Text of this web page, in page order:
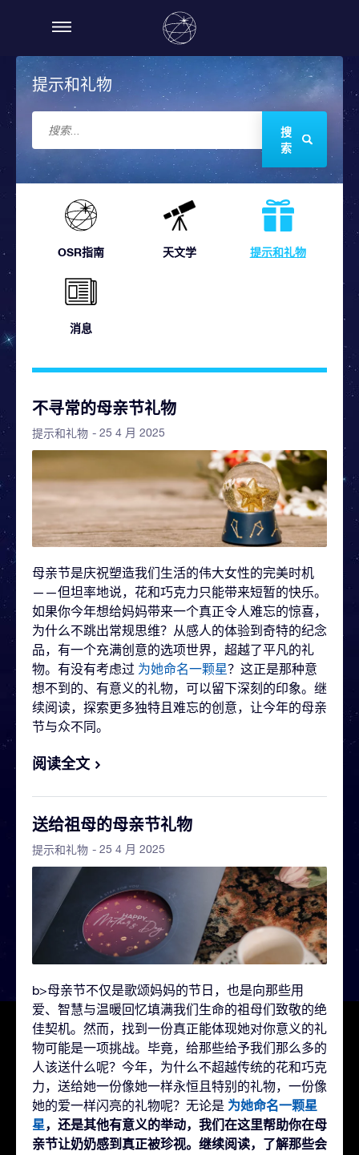
提示和礼物
搜
索
OSR指南 天文学 提示和礼物
消息
不寻常的母亲节礼物
提示和礼物 - 25 4 月 2025
母亲节是庆祝塑造我们生活的伟大女性的完美时机
——但坦率地说，花和巧克力只能带来短暂的快乐。
如果你今年想给妈妈带来一个真正令人难忘的惊喜，
为什么不跳出常规思维？从感人的体验到奇特的纪念
品，有一个充满创意的选项世界，超越了平凡的礼
物。有没有考虑过 为她命名一颗星？这正是那种意
想不到的、有意义的礼物，可以留下深刻的印象。继
续阅读，探索更多独特且难忘的创意，让今年的母亲
节与众不同。
阅读全文
送给祖母的母亲节礼物
提示和礼物 - 25 4 月 2025
b>母亲节不仅是歌颂妈妈的节日，也是向那些用
爱、智慧与温暖回忆填满我们生命的祖母们致敬的绝
佳契机。然而，找到一份真正能体现她对你意义的礼
物可能是一项挑战。毕竟，给那些给予我们那么多的
人该送什么呢？今年，为什么不超越传统的花和巧克
力，送给她一份像她一样永恒且特别的礼物，一份像
她的爱一样闪亮的礼物呢？无论是 为她命名一颗星
星，还是其他有意义的举动，我们在这里帮助你在母
亲节让奶奶感到真正被珍视。继续阅读，了解那些会